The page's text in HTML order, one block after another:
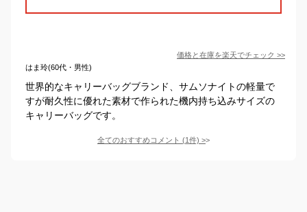
価格と在庫を楽天でチェック >>
はま玲(60代・男性)
世界的なキャリーバッグブランド、サムソナイトの軽量で
すが耐久性に優れた素材で作られた機内持ち込みサイズの
キャリーバッグです。
全てのおすすめコメント (1件) >